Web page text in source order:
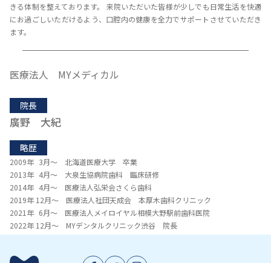
きる体制を整えております。 来院いただいた皆様が少しでも日常生活を快適
にお過ごしいただけるよう、口腔内の健康を全力でサポートさせていただき
ます。
医療法人 MYメディカル
院長
廣野 大紀
略歴
2009年 3月～ 北海道医療大学 卒業
2013年 4月～ 大泉生協病院歯科 臨床研修
2014年 4月～ 医療法人弘栄会さくら歯科
2019年 12月～ 医療法人社団天成会 本厚木歯科クリニック
2021年 6月～ 医療法人メイロイヤル相模大野駅前歯科医院
2022年 12月～ MYデンタルクリニック渋谷 院長